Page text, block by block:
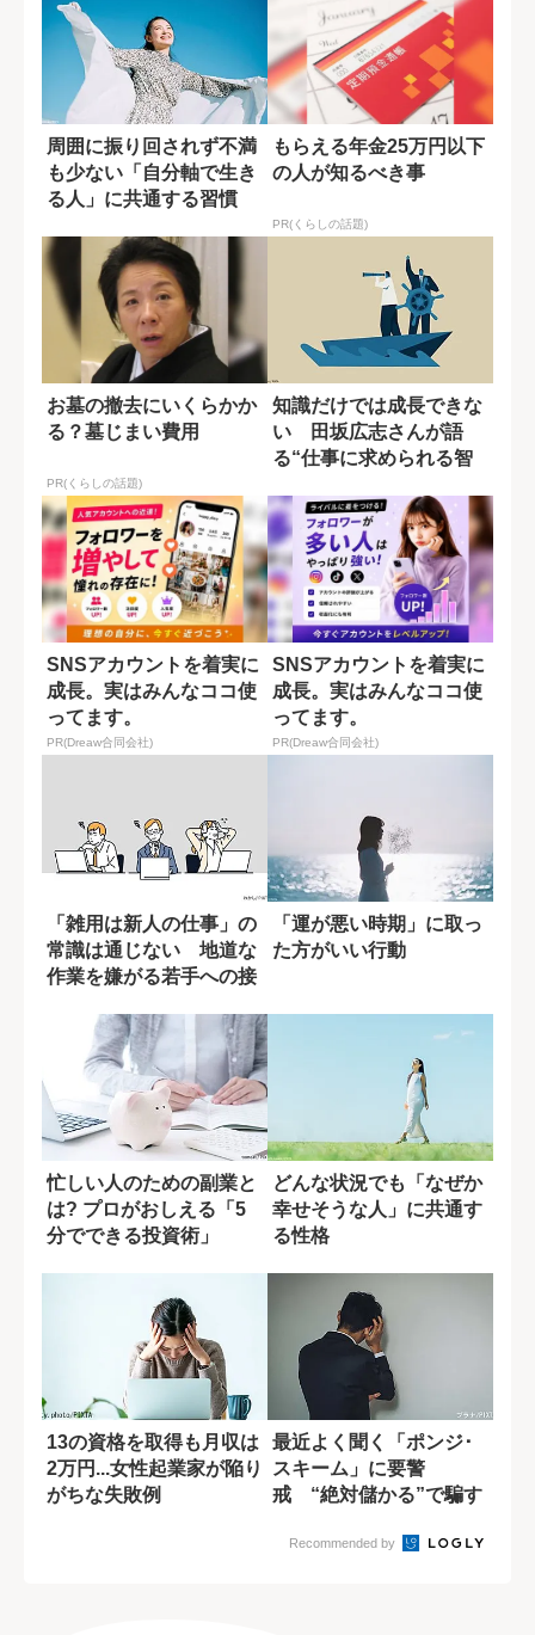
周囲に振り回されず不満
も少ない「自分軸で生き
る人」に共通する習慣
もらえる年金25万円以下
の人が知るべき事
PR(くらしの話題)
お墓の撤去にいくらかか
る？墓じまい費用
PR(くらしの話題)
知識だけでは成長できな
い 田坂広志さんが語
る“仕事に求められる智
SNSアカウントを着実に
成長。実はみんなココ使
ってます。
PR(Dreaw合同会社)
SNSアカウントを着実に
成長。実はみんなココ使
ってます。
PR(Dreaw合同会社)
「雑用は新人の仕事」の
常識は通じない 地道な
作業を嫌がる若手への接
「運が悪い時期」に取っ
た方がいい行動
忙しい人のための副業と
は? プロがおしえる「5
分でできる投資術」
どんな状況でも「なぜか
幸せそうな人」に共通す
る性格
13の資格を取得も月収は
2万円...女性起業家が陥り
がちな失敗例
最近よく聞く「ポンジ･
スキーム」に要警
戒 “絶対儲かる”で騙す
Recommended by